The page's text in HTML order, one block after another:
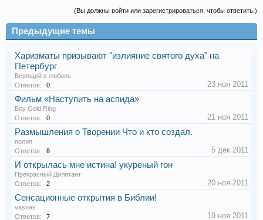
(Вы должны войти или зарегистрироваться, чтобы ответить.)
Предыдущие темы
Харизматы призывают "излияние святого духа" на
Петербург
Верящий в любовь
Ответов:
0 23 ноя 2011
Фильм «Наступить на аспида»
Boy Gold Ring
Ответов:
0 21 ноя 2011
Размышления о Творении Что и кто создал.
полип
Ответов:
8 5 дек 2011
И открылась мне истина! укуреный гон
Прекрасный Дилетант
Ответов:
2 20 ноя 2011
Сенсационные открытия в Библии!
vasnas
Ответов:
7 19 ноя 2011